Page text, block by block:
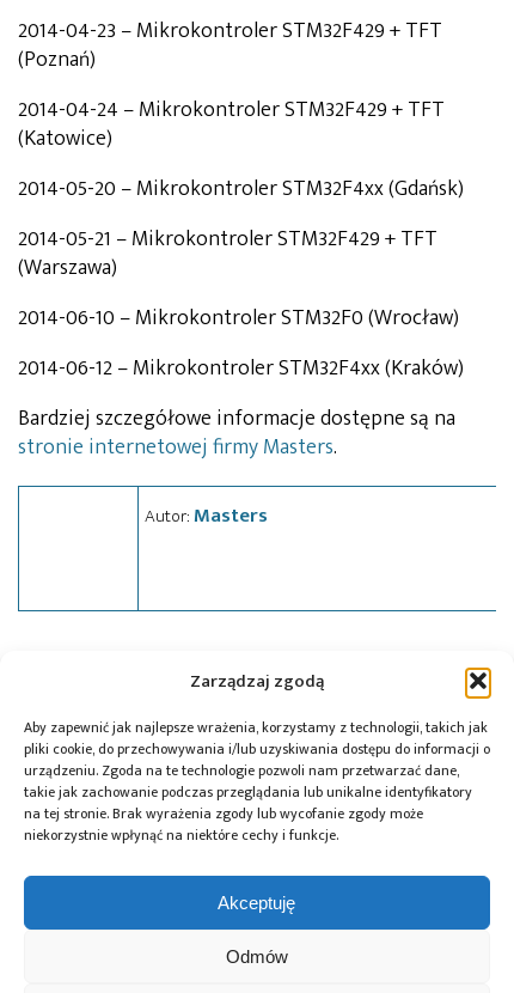
Zarządzaj zgodą
Aby zapewnić jak najlepsze wrażenia, korzystamy z technologii, takich jak
pliki cookie, do przechowywania i/lub uzyskiwania dostępu do informacji o
urządzeniu. Zgoda na te technologie pozwoli nam przetwarzać dane,
takie jak zachowanie podczas przeglądania lub unikalne identyfikatory
na tej stronie. Brak wyrażenia zgody lub wycofanie zgody może
niekorzystnie wpłynąć na niektóre cechy i funkcje.
Akceptuję
Odmów
2014-04-23 – Mikrokontroler STM32F429 + TFT
(Poznań)
2014-04-24 – Mikrokontroler STM32F429 + TFT
(Katowice)
2014-05-20 – Mikrokontroler STM32F4xx (Gdańsk)
2014-05-21 – Mikrokontroler STM32F429 + TFT
(Warszawa)
2014-06-10 – Mikrokontroler STM32F0 (Wrocław)
2014-06-12 – Mikrokontroler STM32F4xx (Kraków)
Bardziej szczegółowe informacje dostępne są na
stronie internetowej firmy Masters.
Autor:Masters
wydarzenia
Przeczytaj również:
Global Electronics
Microchip i Micron
prezentują
architekturę